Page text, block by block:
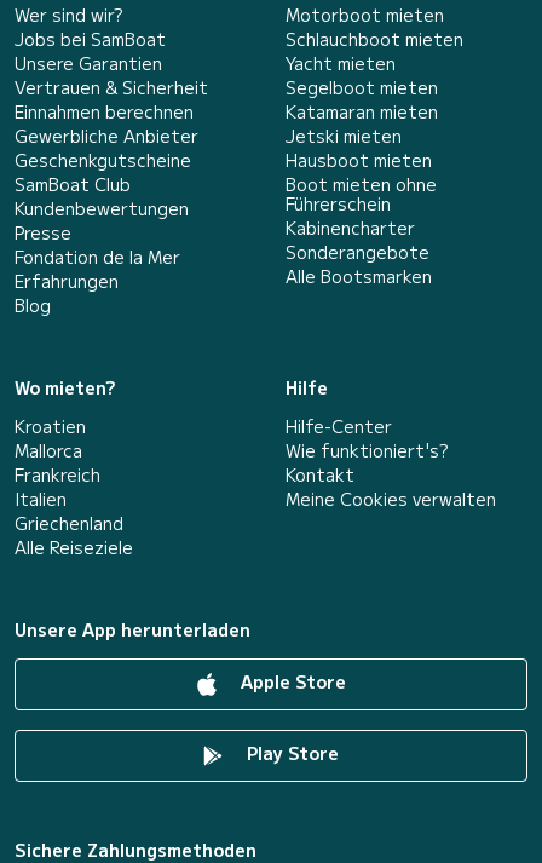
Wer sind wir?
Jobs bei SamBoat
Unsere Garantien
Vertrauen & Sicherheit
Einnahmen berechnen
Gewerbliche Anbieter
Geschenkgutscheine
SamBoat Club
Kundenbewertungen
Presse
Fondation de la Mer
Erfahrungen
Blog
Motorboot mieten
Schlauchboot mieten
Yacht mieten
Segelboot mieten
Katamaran mieten
Jetski mieten
Hausboot mieten
Boot mieten ohne
Führerschein
Kabinencharter
Sonderangebote
Alle Bootsmarken
Wo mieten?
Kroatien
Mallorca
Frankreich
Italien
Griechenland
Alle Reiseziele
Hilfe
Hilfe-Center
Wie funktioniert's?
Kontakt
Meine Cookies verwalten
Unsere App herunterladen
Apple Store
Play Store
Sichere Zahlungsmethoden